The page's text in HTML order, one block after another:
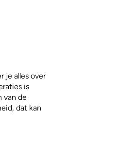
je alles over
is
van de
dat kan